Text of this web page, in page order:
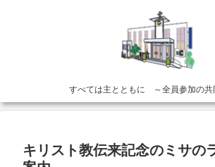
すべては主とともに ～全員参加の共
キリスト教伝来記念のミサの